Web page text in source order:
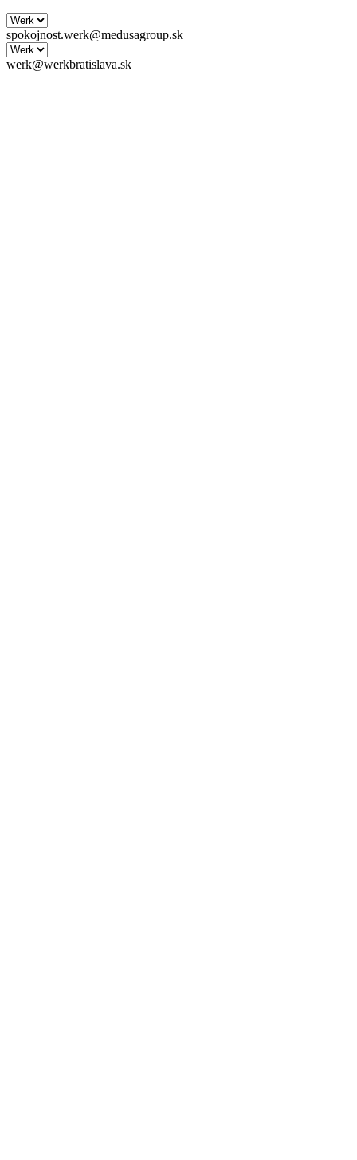
spokojnost.werk@medusagroup.sk
werk@werkbratislava.sk